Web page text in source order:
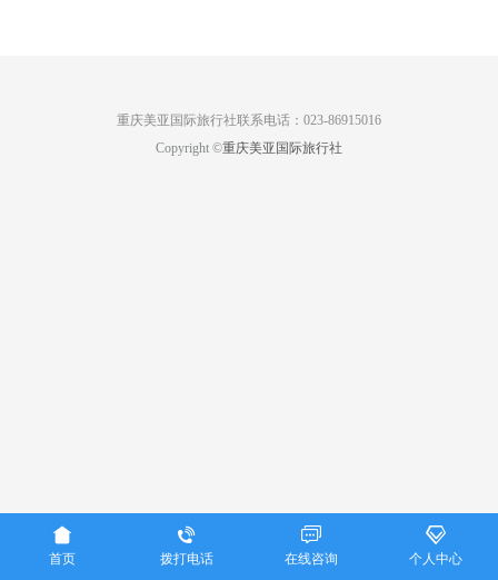
重庆美亚国际旅行社联系电话：023-86915016
Copyright ©重庆美亚国际旅行社

首页

拨打电话

在线咨询

个人中心